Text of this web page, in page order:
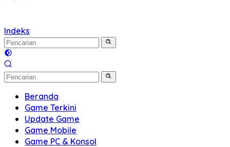
Indeks
Beranda
Game Terkini
Update Game
Game Mobile
Game PC & Konsol